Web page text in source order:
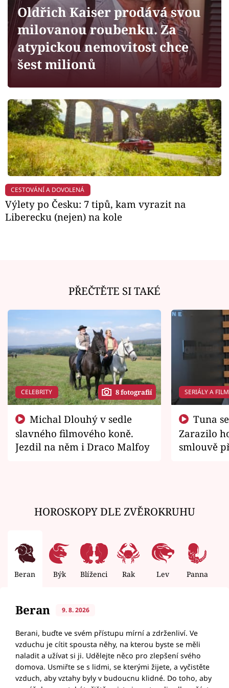
Sledujte prima+
Filmový festival Karlovy Vary
Mámy sobě
Přihlášení
Sledujte nás
Oldřich Kaiser prodává svou
milovanou roubenku. Za
atypickou nemovitost chce
šest milionů
CESTOVÁNÍ A DOVOLENÁ
Výlety po Česku: 7 tipů, kam vyrazit na
Liberecku (nejen) na kole
PŘEČTĚTE SI TAKÉ
CELEBRITY 8 fotografií
slavného filmového koně.
Jezdil na něm i Draco Malfoy
SERIÁLY A
Zarazilo
smlouvě
HOROSKOPY DLE ZVĚROKRUHU
Beran Býk Blíženci Rak Lev Panna
Beran 9. 8. 2026
Berani, buďte ve svém přístupu mírní a zdrženliví. Ve
vzduchu je cítit spousta něhy, na kterou byste se měli
naladit a užívat si ji. Udělejte něco pro zlepšení svého
domova. Usmiřte se s lidmi, se kterými žijete, a vyčistěte
vzduch, aby vztahy byly v budoucnu klidné. Do toho, aby